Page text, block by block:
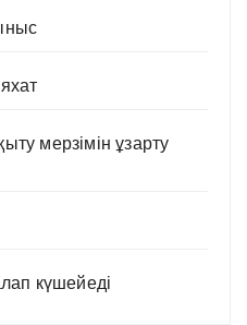
мерзімін ұзарту
күшейеді